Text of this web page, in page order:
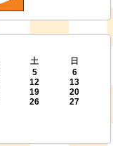
土
日
5
6
12
13
19
20
26
27